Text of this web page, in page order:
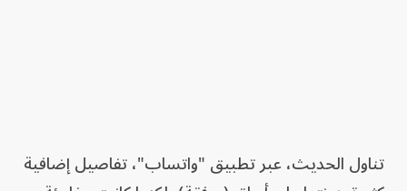
تناول الحديث، عبر تطبيق "واتساب"، تفاصيل إضافية